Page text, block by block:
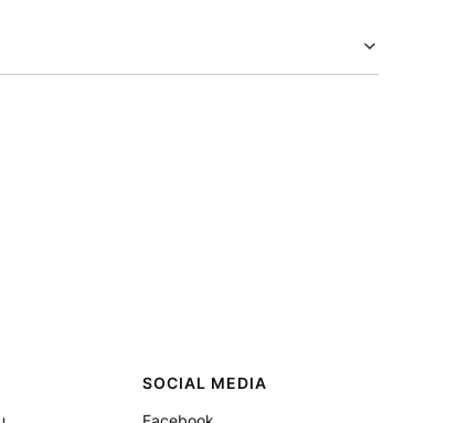
SOCIAL MEDIA